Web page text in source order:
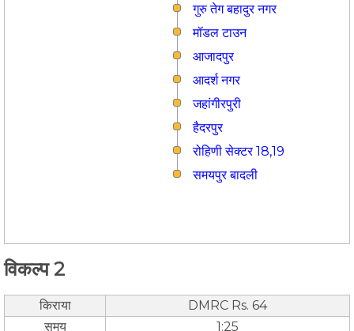
गुरु तेग बहादुर नगर
मॉडल टाउन
आजादपुर
आदर्श नगर
जहांगीरपुरी
हैदरपुर
रोहिणी सेक्टर 18,19
समयपुर बादली
विकल्प 2
किराया
DMRC Rs. 64
समय
1:25